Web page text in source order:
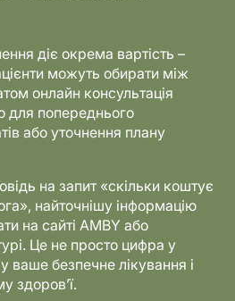
діє окрема вартість –
можуть обирати між
онлайн консультація
для попереднього
або уточнення плану
на запит «скільки коштує
найточнішу інформацію
на сайті AMBY або
Це не просто цифра у
ваше безпечне лікування і
здоров’ї.